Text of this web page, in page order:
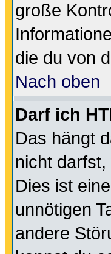
große
die du von
Nach oben
Darf ich
Das hängt
nicht
Dies ist eine
unnötigen
andere